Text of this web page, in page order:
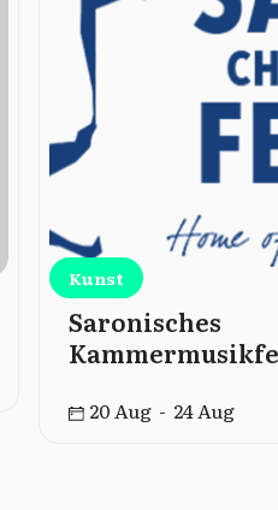
Kunst
Saronisches
20 Aug - 24 Aug